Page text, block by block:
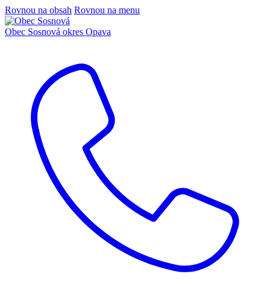
Rovnou na obsah Rovnou na menu
Obec Sosnová okres Opava